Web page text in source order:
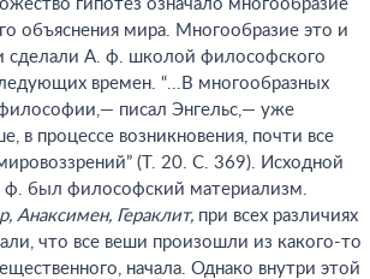
гипотез означало многообразие
объяснения мира. Многообразие это и
сделали А. ф. школой философского
времен. “...В многообразных
писал Энгельс,— уже
в процессе возникновения, почти все
(Т. 20. С. 369). Исходной
ф. был философский материализм.
, Анаксимен, Гераклит, при всех различиях
что все веши произошли из какого-то
начала. Однако внутри этой